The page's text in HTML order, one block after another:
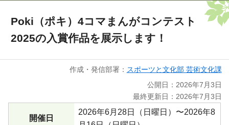
Poki（ポキ）4コマまんがコンテスト
2025の入賞作品を展示します！
作成・発信部署： スポーツと文化部 芸術文化課
公開日：2026年7月3日
最終更新日：2026年7月3日
開催日
2026年6月28日（日曜日）〜2026年8